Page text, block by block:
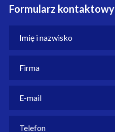
Formularz kontaktowy